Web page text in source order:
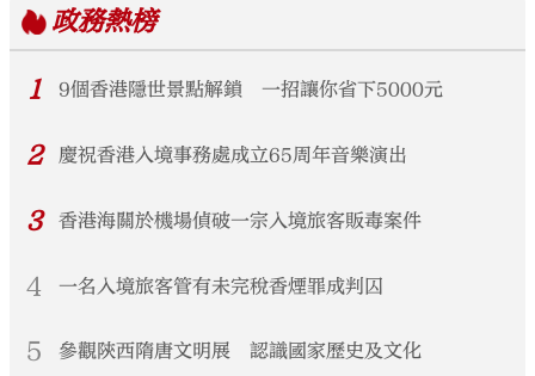
政務熱榜
1 9個香港隱世景點解鎖 一招讓你省下5000元
2 慶祝香港入境事務處成立65周年音樂演出
3 香港海關於機場偵破一宗入境旅客販毒案件
4 一名入境旅客管有未完稅香煙罪成判囚
5 參觀陝西隋唐文明展 認識國家歷史及文化